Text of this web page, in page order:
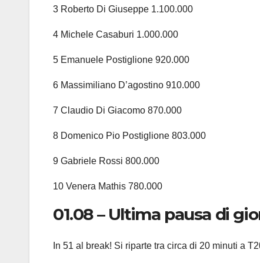
3 Roberto Di Giuseppe 1.100.000
4 Michele Casaburi 1.000.000
5 Emanuele Postiglione 920.000
6 Massimiliano D’agostino 910.000
7 Claudio Di Giacomo 870.000
8 Domenico Pio Postiglione 803.000
9 Gabriele Rossi 800.000
10 Venera Mathis 780.000
01.08 – Ultima pausa di
In 51 al break! Si riparte tra circa di 20 minuti a